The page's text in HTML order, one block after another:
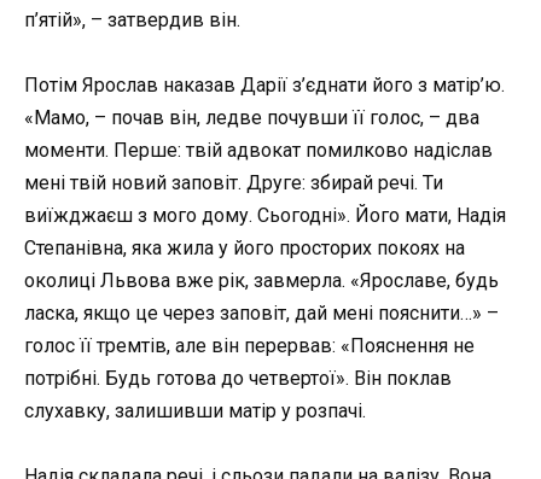
п’ятій», – затвердив він.
Потім Ярослав наказав Дарії з’єднати його з матір’ю.
«Мамо, – почав він, ледве почувши її голос, – два
моменти. Перше: твій адвокат помилково надіслав
мені твій новий заповіт. Друге: збирай речі. Ти
виїжджаєш з мого дому. Сьогодні». Його мати, Надія
Степанівна, яка жила у його просторих покоях на
околиці Львова вже рік, завмерла. «Ярославе, будь
ласка, якщо це через заповіт, дай мені пояснити…» –
голос її тремтів, але він перервав: «Пояснення не
потрібні. Будь готова до четвертої». Він поклав
слухавку, залишивши матір у розпачі.